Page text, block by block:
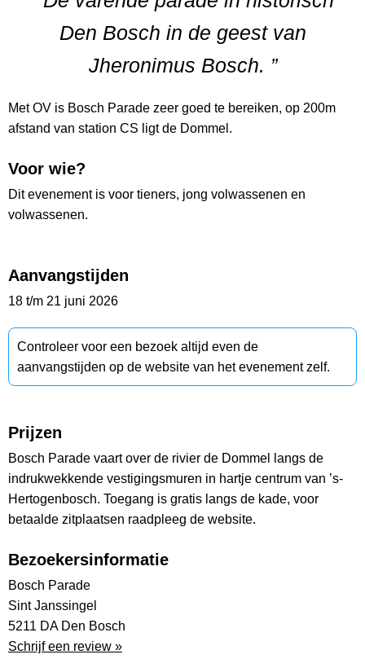
Den Bosch in de geest van
Jheronimus Bosch. ”
Met OV is Bosch Parade zeer goed te bereiken, op 200m
afstand van station CS ligt de Dommel.
Voor wie?
Dit evenement is voor tieners, jong volwassenen en
volwassenen.
Aanvangstijden
18 t/m 21 juni 2026
Controleer voor een bezoek altijd even de
aanvangstijden op de website van het evenement zelf.
Prijzen
Bosch Parade vaart over de rivier de Dommel langs de
indrukwekkende vestigingsmuren in hartje centrum van ’s-
Hertogenbosch. Toegang is gratis langs de kade, voor
betaalde zitplaatsen raadpleeg de website.
Bezoekersinformatie
Bosch Parade
Sint Janssingel
5211 DA Den Bosch
Schrijf een review »